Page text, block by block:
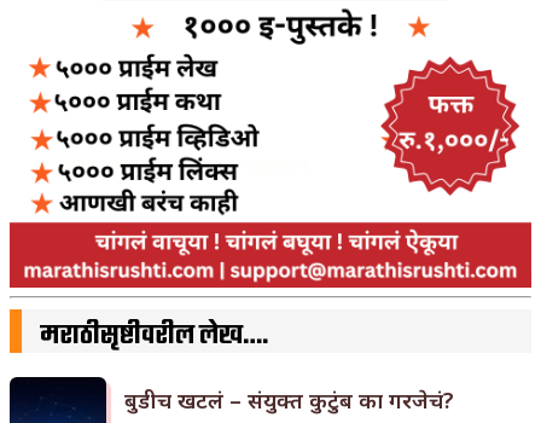
मराठीसृष्टीवरील लेख….
बुडीच खटलं – संयुक्त कुटुंब का गरजेचं?